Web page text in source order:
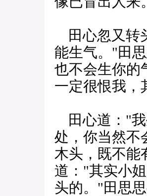
田心忽又转
能生气。"田
也不会生你的
一定很恨我，
田心道："我
处，你当然不
木头，既不能
道："其实小
头的。"田思